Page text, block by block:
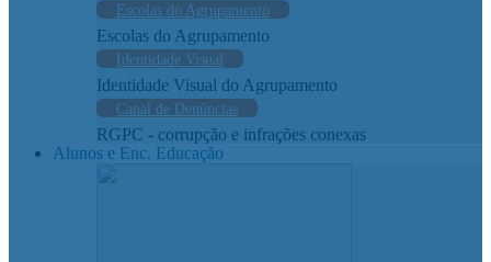
Escolas do Agrupamento
Escolas do Agrupamento
Identidade Visual
Identidade Visual do Agrupamento
Canal de Denúncias
RGPC - corrupção e infrações conexas
Alunos e Enc. Educação